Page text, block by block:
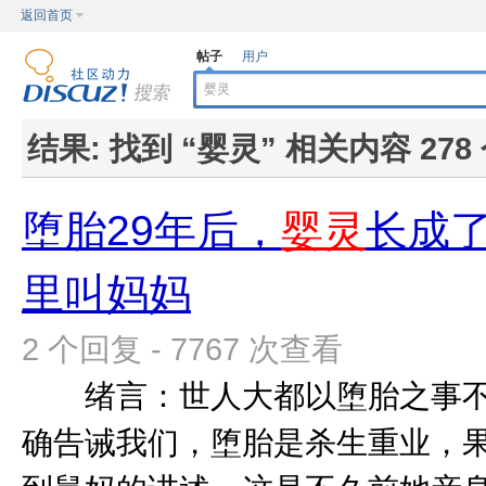
返回首页
帖子 用户
结果:找到 “婴灵” 相关内容 278
堕胎29年后， 婴灵长成
里叫妈妈
2 个回复 - 7767 次查看
绪言：世人大都以堕胎之事
确告诫我们，堕胎是杀生重业，